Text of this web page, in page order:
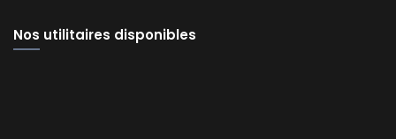
Nos utilitaires disponibles